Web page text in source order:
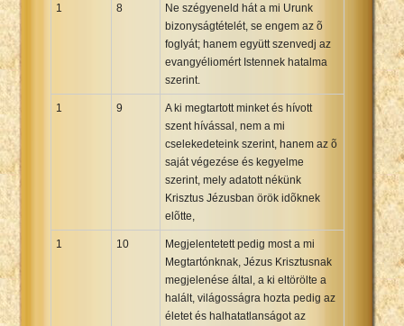
1 8
Ne szégyeneld hát a mi Urunk
bizonyságtételét, se engem az õ
foglyát; hanem együtt szenvedj az
evangyéliomért Istennek hatalma
szerint.
1 9
A ki megtartott minket és hívott
szent hívással, nem a mi
cselekedeteink szerint, hanem az õ
saját végezése és kegyelme
szerint, mely adatott nékünk
Krisztus Jézusban örök idõknek
elõtte,
1 10
Megjelentetett pedig most a mi
Megtartónknak, Jézus Krisztusnak
megjelenése által, a ki eltörölte a
halált, világosságra hozta pedig az
életet és halhatatlanságot az